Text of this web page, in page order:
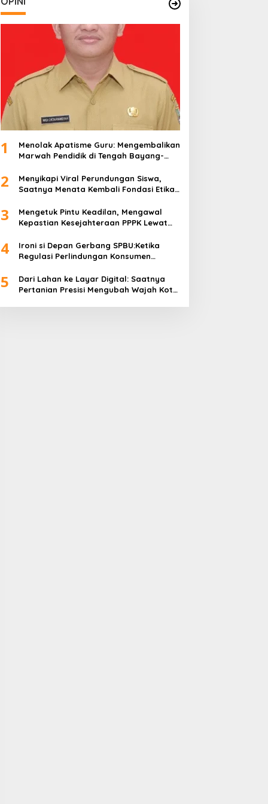
1
Menolak Apatisme Guru: Mengembalikan
Marwah Pendidik di Tengah Bayang-
2
Menyikapi Viral Perundungan Siswa,
Saatnya Menata Kembali Fondasi Etika
3
Mengetuk Pintu Keadilan, Mengawal
Kepastian Kesejahteraan PPPK Lewat
4
Ironi si Depan Gerbang SPBU:Ketika
Regulasi Perlindungan Konsumen
5
Dari Lahan ke Layar Digital: Saatnya
Pertanian Presisi Mengubah Wajah Kota